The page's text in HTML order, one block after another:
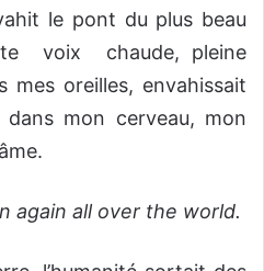
le pont du plus beau
voix chaude, pleine
mes oreilles, envahissait
dans mon cerveau, mon
again all over the world.